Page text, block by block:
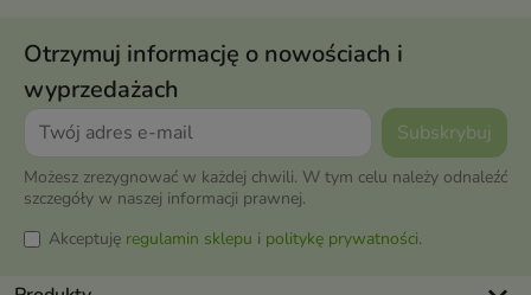
Otrzymuj informację o nowościach i
wyprzedażach
Możesz zrezygnować w każdej chwili. W tym celu należy odnaleźć
szczegóły w naszej informacji prawnej.
Akceptuję regulamin sklepu i politykę prywatności.